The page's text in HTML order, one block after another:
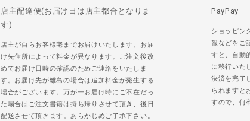
店主配達便(お届け日は店主都合となりま
す)
店主が自らお客様宅までお届けいたします。お届
け先住所によって料金が異なります。ご注文後改
めてお届け日時の確認のためご連絡をいたしま
す。お届け先が離島の場合は追加料金が発生する
場合がございます。万が一お届け時にご不在だっ
た場合はご注文書籍は持ち帰りさせて頂き、後日
配送させて頂きます。あらかじめご了承下さい。
PayPay
ショッピン
報などをご
すと、自動
に移行いた
決済を完了
られますと
すので、何